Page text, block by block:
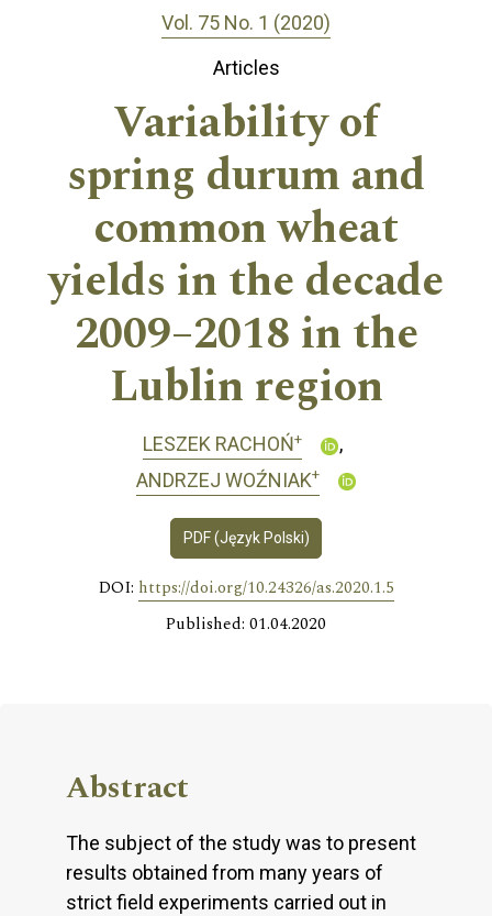
Vol. 75 No. 1 (2020)
Articles
Variability of
spring durum and
common wheat
yields in the decade
2009–2018 in the
Lublin region
LESZEK RACHOŃ+
ANDRZEJ WOŹNIAK+
PDF (Język Polski)
DOI: https://doi.org/10.24326/as.2020.1.5
Published: 01.04.2020
Abstract
The subject of the study was to present
results obtained from many years of
strict field experiments carried out in